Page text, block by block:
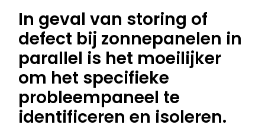
In geval van storing of
defect bij zonnepanelen in
parallel is het moeilijker
om het specifieke
probleempaneel te
identificeren en isoleren.